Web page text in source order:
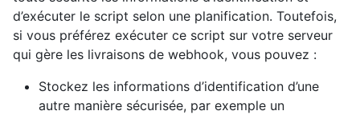
d’exécuter le script selon une planification. Toutefois,
si vous préférez exécuter ce script sur votre serveur
qui gère les livraisons de webhook, vous pouvez :
Stockez les informations d’identification d’une
autre manière sécurisée, par exemple un